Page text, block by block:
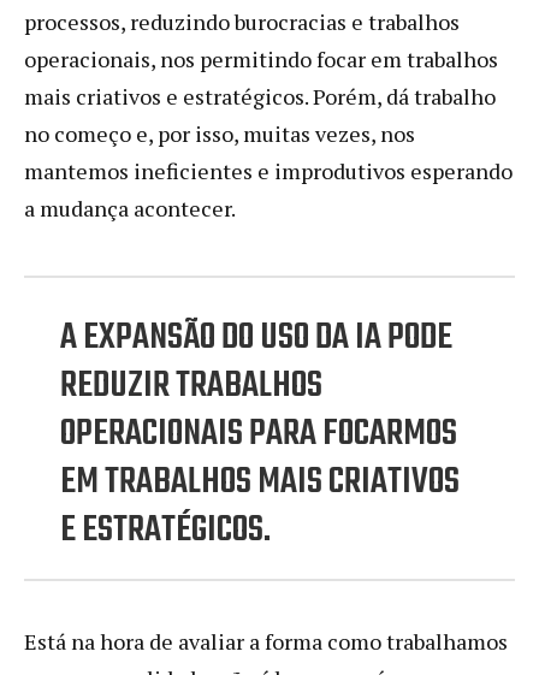
processos, reduzindo burocracias e trabalhos
operacionais, nos permitindo focar em trabalhos
mais criativos e estratégicos. Porém, dá trabalho
no começo e, por isso, muitas vezes, nos
mantemos ineficientes e improdutivos esperando
a mudança acontecer.
A EXPANSÃO DO USO DA IA PODE
REDUZIR TRABALHOS
OPERACIONAIS PARA FOCARMOS
EM TRABALHOS MAIS CRIATIVOS
E ESTRATÉGICOS.
Está na hora de avaliar a forma como trabalhamos